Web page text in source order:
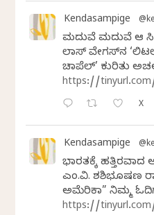
Kendasampige
ಮದುವೆ ಮದುವೆ ಆ
ಲಾಸ್‌ ವೇಗಸ್‌ನ
ಚಾಪೆಲ್’ ಕುರಿತು
https://
X
Kendasampige
ಭಾರತಕ್ಕೆ
ಎಂ.ವಿ. ಶಶಿಭೂಷಣ
ಅಮೆರಿಕಾ” ನಿಮ್ಮ
https://